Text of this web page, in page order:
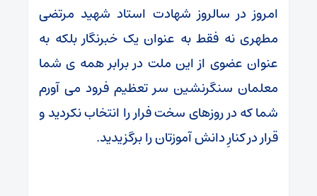
امروز در سالروز شهادت استاد شهید مرتضی
مطهری نه فقط به عنوان یک خبرنگار بلکه به
عنوان عضوی از این ملت در برابر همه‌ ی شما
معلمان سنگرنشین سر تعظیم فرود می‌ آورم
شما که در روزهای سخت فرار را انتخاب نکردید و
قرار در کنارِ دانش‌ آموزتان را برگزیدید.